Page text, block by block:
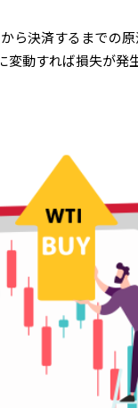
ら決済するまでの
動すれば損失が発